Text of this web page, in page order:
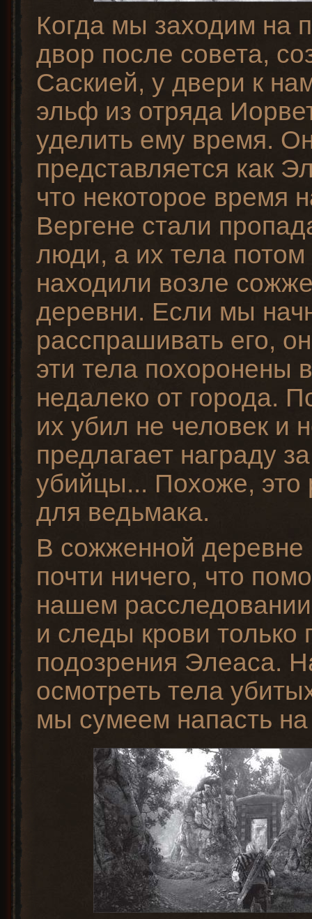
Когда мы заходим на
двор после совета,
Саскией, у двери к
эльф из отряда
уделить ему время.
представляется как
что некоторое время
Вергене стали
люди, а их тела
находили возле
деревни. Если мы
расспрашивать его,
эти тела похоронены
недалеко от города.
их убил не человек и
предлагает награду
убийцы... Похоже, это
для ведьмака.
В сожженной
почти ничего, что
нашем
и следы крови только
подозрения Элеаса.
осмотреть тела
мы сумеем напасть